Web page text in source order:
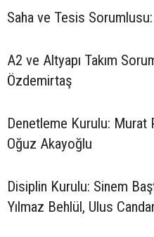
Saha ve Tesis
A2 ve Altyapı Takım
Özdemirtaş
Denetleme Kurulu: Murat
Oğuz Akayoğlu
Disiplin Kurulu: Sinem
Yılmaz Behlül, Ulus